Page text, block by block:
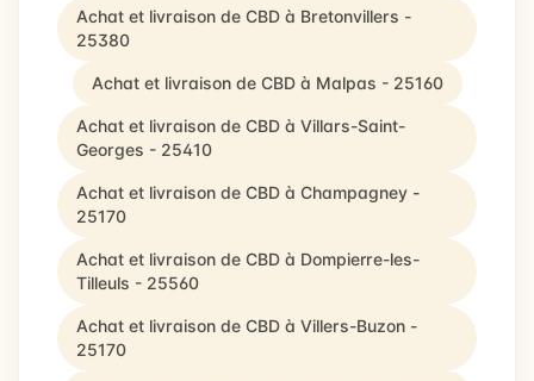
Achat et livraison de CBD à Bretonvillers -
25380
Achat et livraison de CBD à Malpas - 25160
Achat et livraison de CBD à Villars-Saint-
Georges - 25410
Achat et livraison de CBD à Champagney -
25170
Achat et livraison de CBD à Dompierre-les-
Tilleuls - 25560
Achat et livraison de CBD à Villers-Buzon -
25170